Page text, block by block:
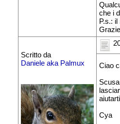
che i
P.s.:
Scritto da
Daniele aka Palmux
Ciao
Cya